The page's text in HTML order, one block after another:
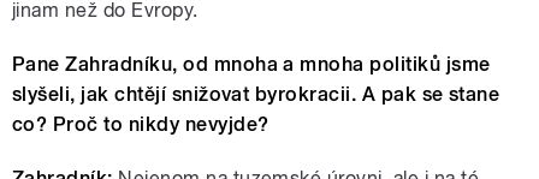
jinam než do Evropy.
Pane Zahradníku, od mnoha a mnoha politiků jsme
slyšeli, jak chtějí snižovat byrokracii. A pak se stane
co? Proč to nikdy nevyjde?